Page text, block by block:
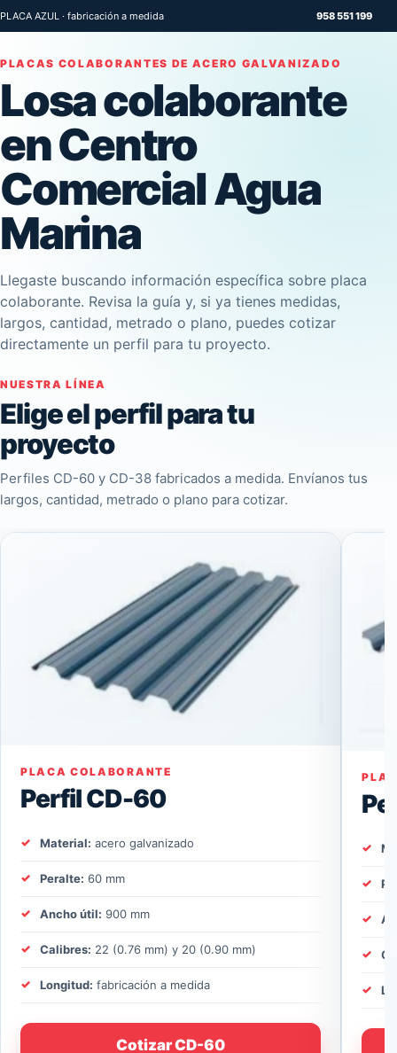
PLACA AZUL · fabricación a medida 958 551 199
PLACAS COLABORANTES DE ACERO GALVANIZADO
Losa colaborante
en Centro
Comercial Agua
Marina
Llegaste buscando información específica sobre placa
colaborante. Revisa la guía y, si ya tienes medidas,
largos, cantidad, metrado o plano, puedes cotizar
directamente un perfil para tu proyecto.
NUESTRA LÍNEA
Elige el perfil para tu
proyecto
Perfiles CD-60 y CD-38 fabricados a medida. Envíanos tus
largos, cantidad, metrado o plano para cotizar.
PLACA COLABORANTE
Perfil CD-60
Material: acero galvanizado
Peralte: 60 mm
Ancho útil: 900 mm
Calibres: 22 (0.76 mm) y 20 (0.90 mm)
Longitud: fabricación a medida
Cotizar CD-60